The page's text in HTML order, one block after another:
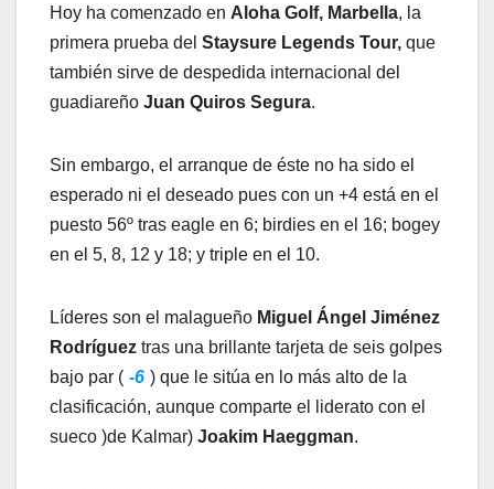
Hoy ha comenzado en Aloha Golf, Marbella, la
primera prueba del Staysure Legends Tour, que
también sirve de despedida internacional del
guadiareño Juan Quiros Segura.
Sin embargo, el arranque de éste no ha sido el
esperado ni el deseado pues con un +4 está en el
puesto 56º tras eagle en 6; birdies en el 16; bogey
en el 5, 8, 12 y 18; y triple en el 10.
Líderes son el malagueño Miguel Ángel Jiménez
Rodríguez tras una brillante tarjeta de seis golpes
bajo par ( -6 ) que le sitúa en lo más alto de la
clasificación, aunque comparte el liderato con el
sueco )de Kalmar) Joakim Haeggman.